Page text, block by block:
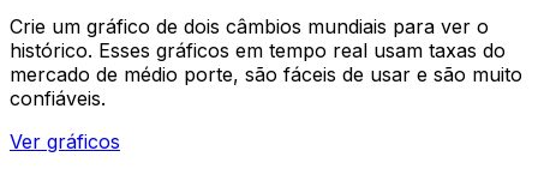
Crie um gráfico de dois câmbios mundiais para ver o
histórico. Esses gráficos em tempo real usam taxas do
mercado de médio porte, são fáceis de usar e são muito
confiáveis.
Ver gráficos